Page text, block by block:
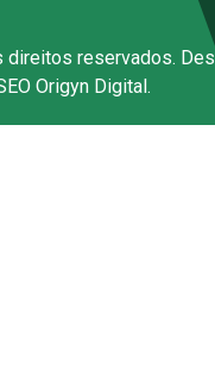
reservados.
Origyn Digital.